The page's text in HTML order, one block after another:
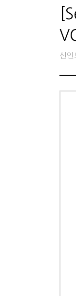
신인